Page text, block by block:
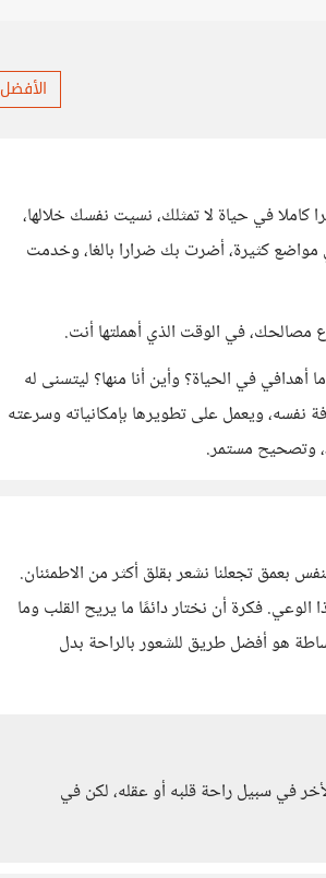
الأفضل
في حياة لا تمثلك، نسيت نفسك خلالها،
كثيرة، أضرت بك ضرارا بالغا، وخدمت
مصالحك، في الوقت الذي أهملتها أنت.
في الحياة؟ وأين أنا منها؟ ليتسنى له
ويعمل على تطويرها بإمكانياته وسرعته
وتصحيح مستمر.
بعمق تجعلنا نشعر بقلق أكثر من الاطمئنان.
فكرة أن نختار دائمًا ما يريح القلب وما
هو أفضل طريق للشعور بالراحة بدل
في سبيل راحة قلبه أو عقله، لكن في